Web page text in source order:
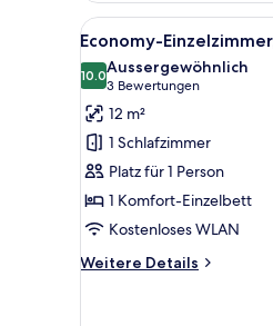
Alle
Fotos
für
Economy-
Einzelzimmer,
Nichtraucher
anzeigen
4
Economy-
10.010.0 von 10
Aussergewöhnlich
3 Bewertungen
(3
Bewertungen)
12 m²
1 Schlafzimmer
Platz für 1 Person
1 Komfort-Einzelbett
Kostenloses WLAN
Weitere Details
Weitere